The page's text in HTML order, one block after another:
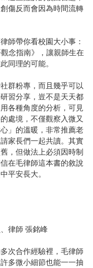
傷反而會因為時間流轉
師帶你看校園大小事：
念指南》，讓親師生在
同理的可能。
群粉專，而且幾乎可以
習分享，豈不是天天都
各種角度的分析，可見
處境，不僅觀察入微又
」的溫暖，非常推薦老
家長們一起共讀。其實
，但做法上必須因時制
在毛律師這本書的敘說
平安長大。
律師 張銘峰
次合作經驗裡，毛律師
多微小細節也能一一抽